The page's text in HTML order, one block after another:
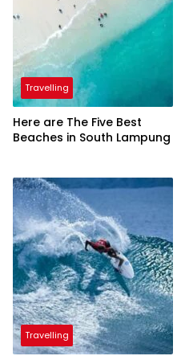
Travelling
Here are The Five Best
Beaches in South Lampung
Travelling